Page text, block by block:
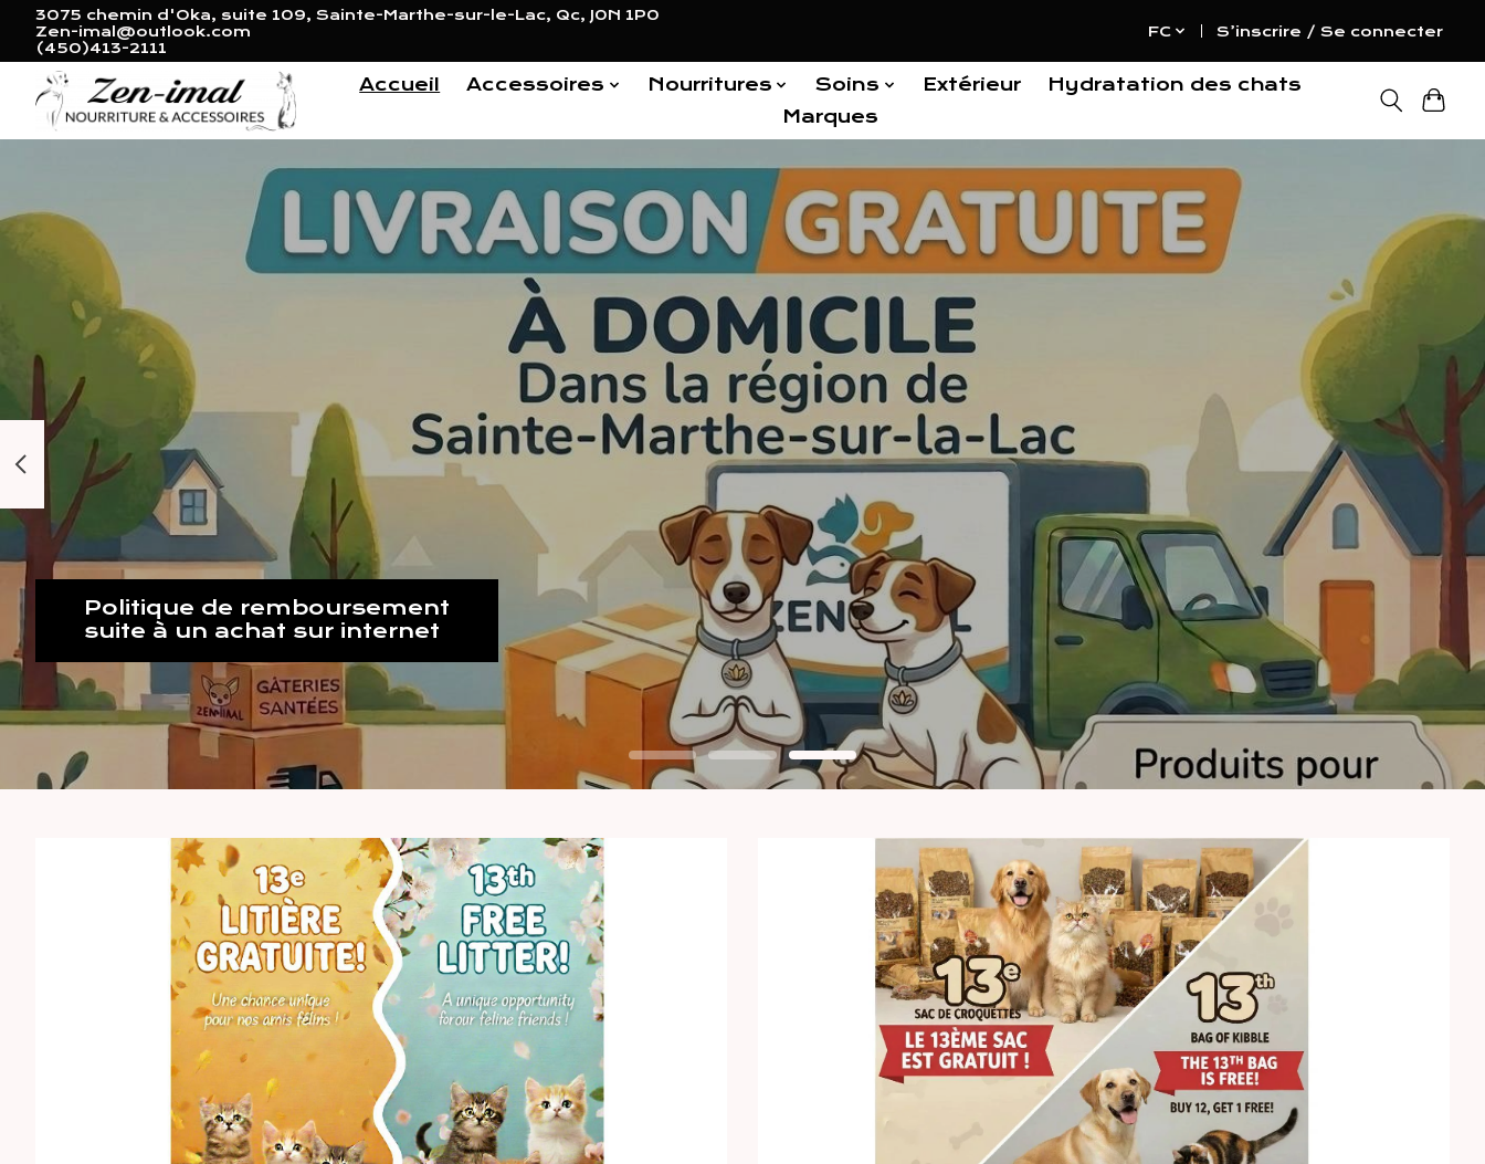
3075 chemin d'Oka, suite 109, Sainte-Marthe-sur-le-Lac, Qc, J0N 1P0
Zen-imal@outlook.com
(450)413-2111
FC S’inscrire / Se connecter
Accueil Accessoires Nourritures Soins Extérieur
Hydratation des chats
Marques
Politique de remboursement
suite à un achat sur internet